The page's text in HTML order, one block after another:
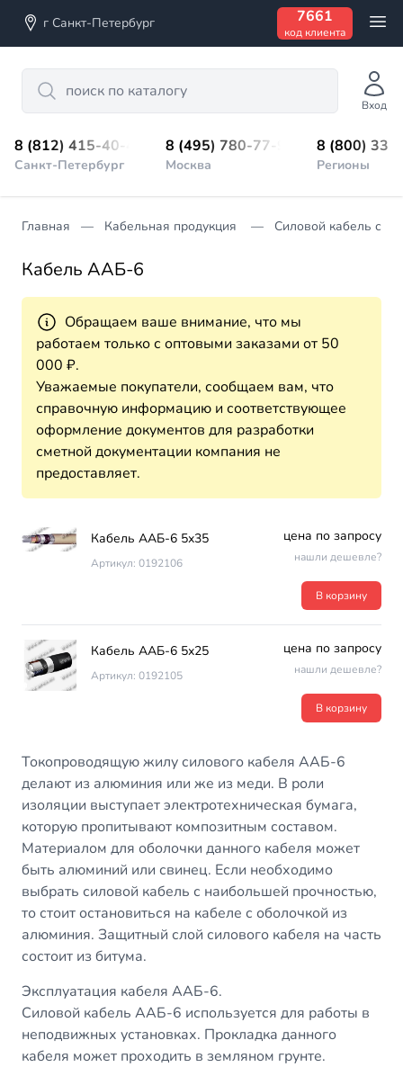
г Санкт-Петербург 7661
код клиента
Search
Вход
8 (812) 415-40-45
Санкт-Петербург
8 (495) 780-77-98
Москва
8 (800)
Регионы
Главная Кабельная продукция Силовой кабель с
Кабель ААБ-6
Обращаем ваше внимание, что мы
работаем только с оптовыми заказами от 50
000 ₽.
Уважаемые покупатели, сообщаем вам, что
справочную информацию и соответствующее
оформление документов для разработки
сметной документации компания не
предоставляет.
Кабель ААБ-6 5х35
Артикул: 0192106
цена по запросу
нашли дешевле?
В корзину
Кабель ААБ-6 5х25
Артикул: 0192105
цена по запросу
нашли дешевле?
В корзину
Токопроводящую жилу силового кабеля ААБ-6
делают из алюминия или же из меди. В роли
изоляции выступает электротехническая бумага,
которую пропитывают композитным составом.
Материалом для оболочки данного кабеля может
быть алюминий или свинец. Если необходимо
выбрать силовой кабель с наибольшей прочностью,
то стоит остановиться на кабеле с оболочкой из
алюминия. Защитный слой силового кабеля на часть
состоит из битума.
Эксплуатация кабеля ААБ-6.
Силовой кабель ААБ-6 используется для работы в
неподвижных установках. Прокладка данного
кабеля может проходить в земляном грунте.